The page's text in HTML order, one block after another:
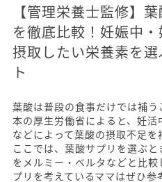
【管理栄養士監修】
を徹底比較！妊娠中
摂取したい栄養素を
ト
葉酸は普段の食事だけでは補
本の厚生労働省によると、妊
などによって葉酸の摂取不足を
ここでは、葉酸サプリを選ぶ
をメルミー・ベルタなどと比
プリを考えているママはぜひ参